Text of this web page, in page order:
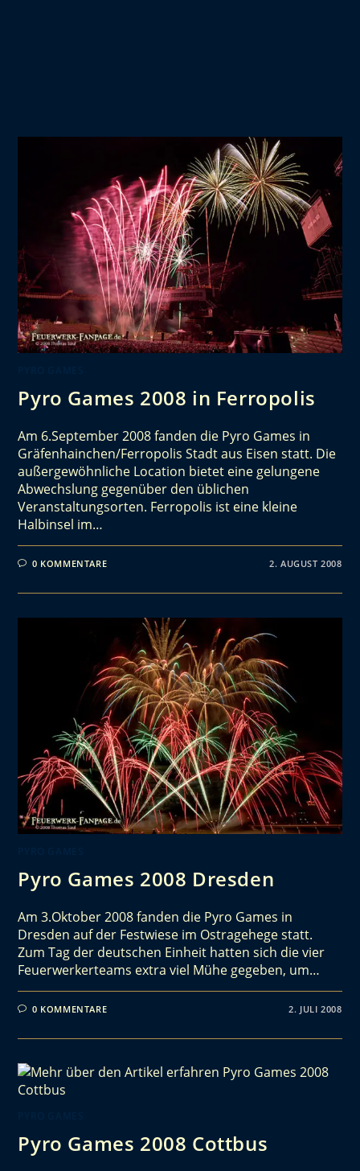
Pyro Games 2008 in Ferropolis
Am 6.September 2008 fanden die Pyro Games in
Gräfenhainchen/Ferropolis Stadt aus Eisen statt. Die
außergewöhnliche Location bietet eine gelungene
Abwechslung gegenüber den üblichen
Veranstaltungsorten. Ferropolis ist eine kleine
Halbinsel im…
0 KOMMENTARE 2. AUGUST 2008
Pyro Games 2008 Dresden
Am 3.Oktober 2008 fanden die Pyro Games in
Dresden auf der Festwiese im Ostragehege statt.
Zum Tag der deutschen Einheit hatten sich die vier
Feuerwerkerteams extra viel Mühe gegeben, um…
0 KOMMENTARE 2. JULI 2008
Pyro Games 2008 Cottbus